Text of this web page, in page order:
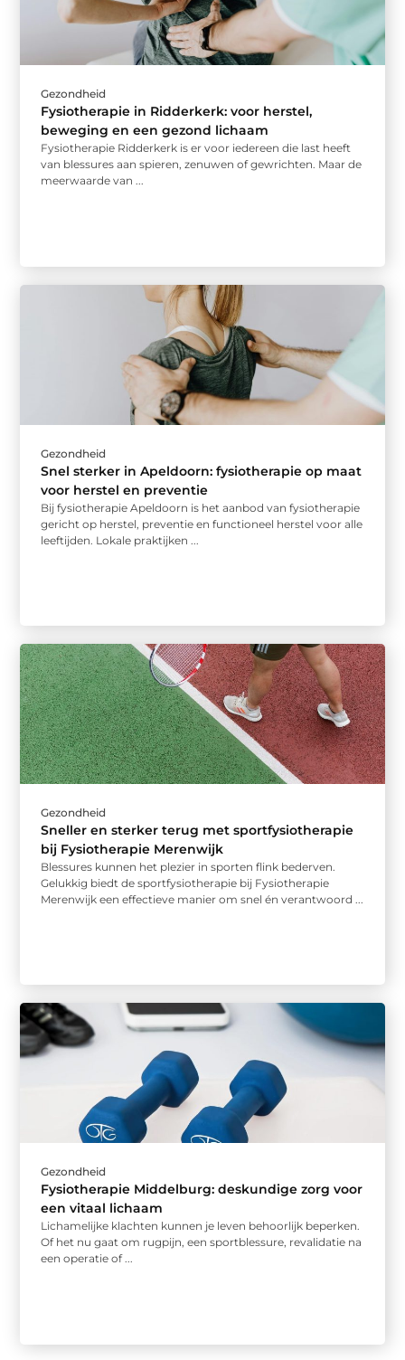
Gezondheid
Fysiotherapie in Ridderkerk: voor herstel,
beweging en een gezond lichaam
Fysiotherapie Ridderkerk is er voor iedereen die last heeft
van blessures aan spieren, zenuwen of gewrichten. Maar de
meerwaarde van ...
Gezondheid
Snel sterker in Apeldoorn: fysiotherapie op maat
voor herstel en preventie
Bij fysiotherapie Apeldoorn is het aanbod van fysiotherapie
gericht op herstel, preventie en functioneel herstel voor alle
leeftijden. Lokale praktijken ...
Gezondheid
Sneller en sterker terug met sportfysiotherapie
bij Fysiotherapie Merenwijk
Blessures kunnen het plezier in sporten flink bederven.
Gelukkig biedt de sportfysiotherapie bij Fysiotherapie
Merenwijk een effectieve manier om snel én verantwoord ...
Gezondheid
Fysiotherapie Middelburg: deskundige zorg voor
een vitaal lichaam
Lichamelijke klachten kunnen je leven behoorlijk beperken.
Of het nu gaat om rugpijn, een sportblessure, revalidatie na
een operatie of ...